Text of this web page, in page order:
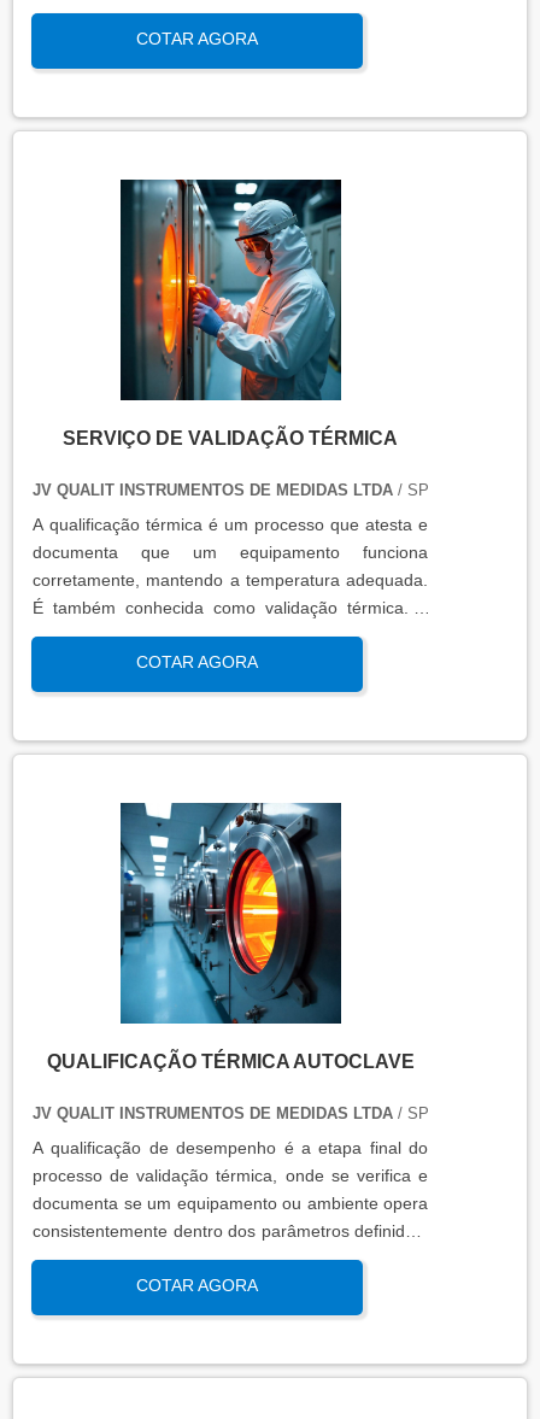
equipamentos e engenharia, disponibilizando o que
há de mais atual para garantir a qualidade final
para seus clientes.
COTAR AGORA
SERVIÇO DE VALIDAÇÃO TÉRMICA
JV QUALIT INSTRUMENTOS DE MEDIDAS LTDA/ SP
A qualificação térmica é um processo que atesta e
documenta que um equipamento funciona
corretamente, mantendo a temperatura adequada.
É também conhecida como validação térmica. A
qualificação térmica é importante para garantir a
qualidade e eficiência de equipamentos que
precisam de controle de temperatura. É aplicada a
produtos, como autoclaves, estufas, câmaras frias,
qualificação térmica é apresentado em um relatório
técnico que contém informações como gráficos,
certificados de calibração e a conclusão das
condições funcionais.
COTAR AGORA
QUALIFICAÇÃO TÉRMICA AUTOCLAVE
JV QUALIT INSTRUMENTOS DE MEDIDAS LTDA/ SP
A qualificação de desempenho é a etapa final do
processo de validação térmica, onde se verifica e
documenta se um equipamento ou ambiente opera
consistentemente dentro dos parâmetros definidos,
sob condições reais de uso. Esta qualificação
assegura que os processos atendem aos requisitos
regulatórios e de qualidade, garantindo segurança
COTAR AGORA